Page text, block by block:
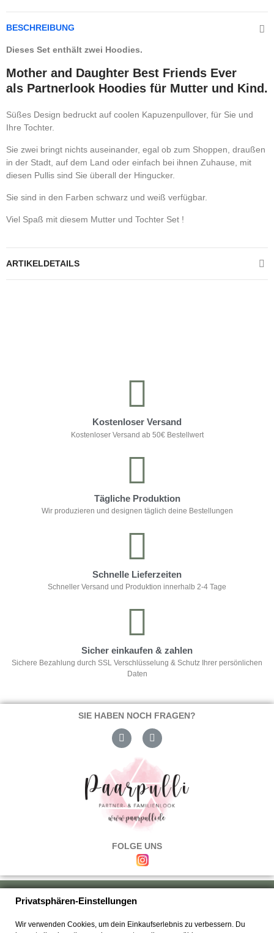
BESCHREIBUNG
Dieses Set enthält zwei Hoodies.
Mother and Daughter Best Friends Ever
als Partnerlook Hoodies für Mutter und Kind.
Süßes Design bedruckt auf coolen Kapuzenpullover, für Sie und
Ihre Tochter.
Sie zwei bringt nichts auseinander, egal ob zum Shoppen, draußen
in der Stadt, auf dem Land oder einfach bei ihnen Zuhause, mit
diesen Pullis sind Sie überall der Hingucker.
Sie sind in den Farben schwarz und weiß verfügbar.
Viel Spaß mit diesem Mutter und Tochter Set !
ARTIKELDETAILS
Kostenloser Versand
Kostenloser Versand ab 50€ Bestellwert
Tägliche Produktion
Wir produzieren und designen täglich deine Bestellungen
Schnelle Lieferzeiten
Schneller Versand und Produktion innerhalb 2-4 Tage
Sicher einkaufen & zahlen
Sichere Bezahlung durch SSL Verschlüsselung & Schutz Ihrer persönlichen
Daten
SIE HABEN NOCH FRAGEN?
FOLGE UNS
Über uns|Versand & Zahlung|Umtausch & Rückgabe
Kontakt
Privatsphären-Einstellungen
Wir verwenden Cookies, um dein Einkaufserlebnis zu verbessern. Du